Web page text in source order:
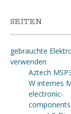
SEITEN
gebrauchte
verwenden
Aztech
W internes
electronic-